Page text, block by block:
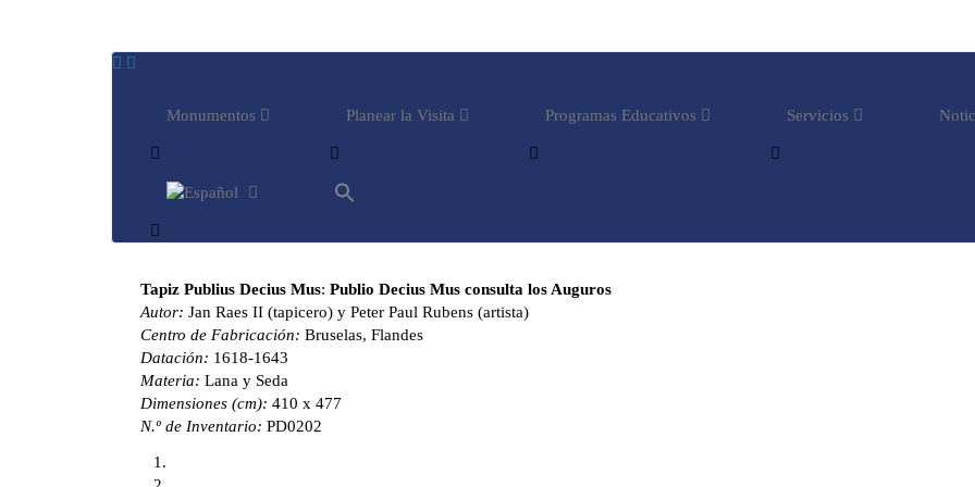
Monumentos Planear la Visita Programas Educativos Servicios
Tapiz Publius Decius Mus: Publio Decius Mus consulta los Auguros
Autor: Jan Raes II (tapicero) y Peter Paul Rubens (artista)
Centro de Fabricación: Bruselas, Flandes
Datación: 1618-1643
Materia: Lana y Seda
Dimensiones (cm): 410 x 477
N.º de Inventario: PD0202